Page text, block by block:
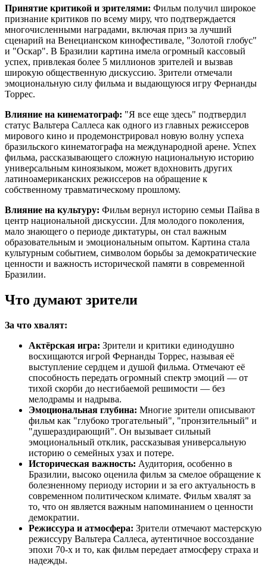
Принятие критикой и зрителями: Фильм получил широкое
признание критиков по всему миру, что подтверждается
многочисленными наградами, включая приз за лучший
сценарий на Венецианском кинофестивале, "Золотой глобус"
и "Оскар". В Бразилии картина имела огромный кассовый
успех, привлекая более 5 миллионов зрителей и вызвав
широкую общественную дискуссию. Зрители отмечали
эмоциональную силу фильма и выдающуюся игру Фернанды
Торрес.
Влияние на кинематограф: "Я все еще здесь" подтвердил
статус Вальтера Саллеса как одного из главных режиссеров
мирового кино и продемонстрировал новую волну успеха
бразильского кинематографа на международной арене. Успех
фильма, рассказывающего сложную национальную историю
универсальным киноязыком, может вдохновить других
латиноамериканских режиссеров на обращение к
собственному травматическому прошлому.
Влияние на культуру: Фильм вернул историю семьи Пайва в
центр национальной дискуссии. Для молодого поколения,
мало знающего о периоде диктатуры, он стал важным
образовательным и эмоциональным опытом. Картина стала
культурным событием, символом борьбы за демократические
ценности и важность исторической памяти в современной
Бразилии.
Что думают зрители
За что хвалят:
Актёрская игра: Зрители и критики единодушно
восхищаются игрой Фернанды Торрес, называя её
выступление сердцем и душой фильма. Отмечают её
способность передать огромный спектр эмоций — от
тихой скорби до несгибаемой решимости — без
мелодрамы и надрыва.
Эмоциональная глубина: Многие зрители описывают
фильм как "глубоко трогательный", "пронзительный" и
"душераздирающий". Он вызывает сильный
эмоциональный отклик, рассказывая универсальную
историю о семейных узах и потере.
Историческая важность: Аудитория, особенно в
Бразилии, высоко оценила фильм за смелое обращение к
болезненному периоду истории и за его актуальность в
современном политическом климате. Фильм хвалят за
то, что он является важным напоминанием о ценности
демократии.
Режиссура и атмосфера: Зрители отмечают мастерскую
режиссуру Вальтера Саллеса, аутентичное воссоздание
эпохи 70-х и то, как фильм передает атмосферу страха и
надежды.